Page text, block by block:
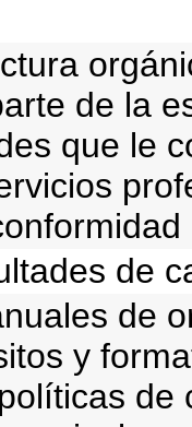
de la
que le
de
de
y
de